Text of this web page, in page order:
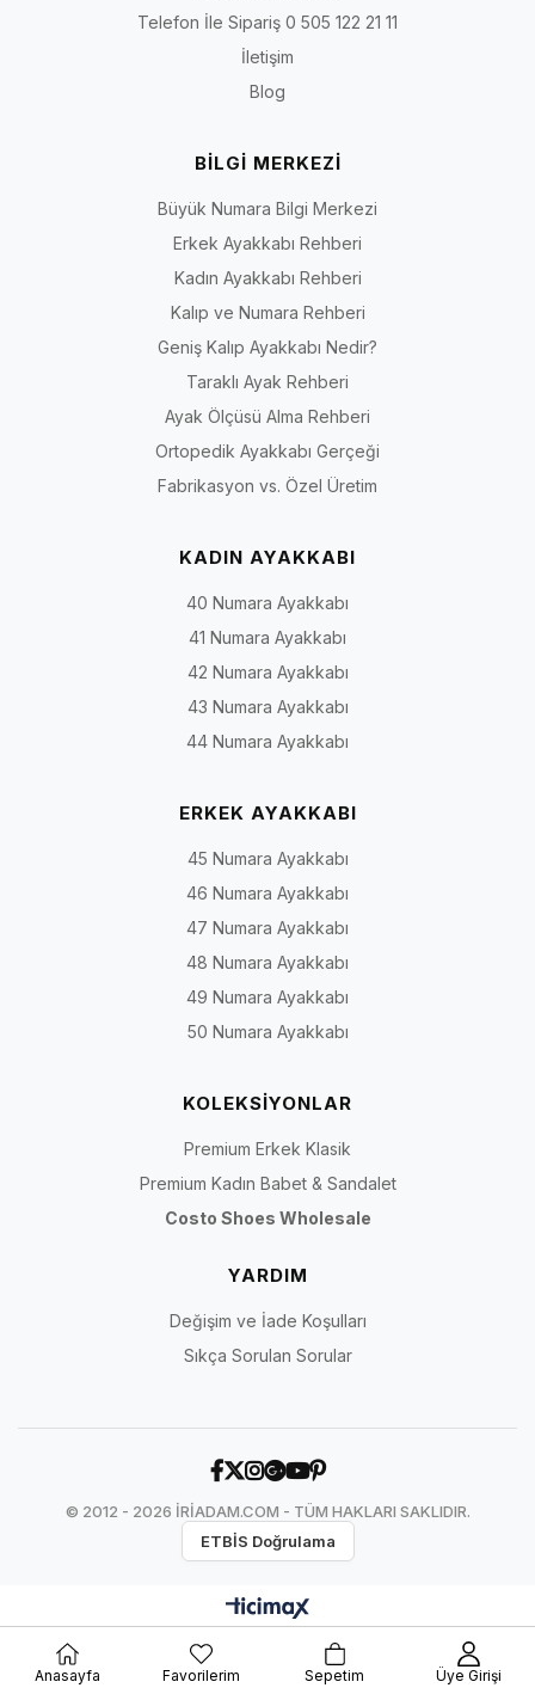
Telefon İle Sipariş 0 505 122 21 11
İletişim
Blog
BİLGİ MERKEZİ
Büyük Numara Bilgi Merkezi
Erkek Ayakkabı Rehberi
Kadın Ayakkabı Rehberi
Kalıp ve Numara Rehberi
Geniş Kalıp Ayakkabı Nedir?
Taraklı Ayak Rehberi
Ayak Ölçüsü Alma Rehberi
Ortopedik Ayakkabı Gerçeği
Fabrikasyon vs. Özel Üretim
KADIN AYAKKABI
40 Numara Ayakkabı
41 Numara Ayakkabı
42 Numara Ayakkabı
43 Numara Ayakkabı
44 Numara Ayakkabı
ERKEK AYAKKABI
45 Numara Ayakkabı
46 Numara Ayakkabı
47 Numara Ayakkabı
48 Numara Ayakkabı
49 Numara Ayakkabı
50 Numara Ayakkabı
KOLEKSİYONLAR
Premium Erkek Klasik
Premium Kadın Babet & Sandalet
Costo Shoes Wholesale
YARDIM
Değişim ve İade Koşulları
Sıkça Sorulan Sorular
© 2012 - 2026 İRİADAM.COM - TÜM HAKLARI SAKLIDIR.
ETBİS Doğrulama
Anasayfa Favorilerim Sepetim Üye Girişi